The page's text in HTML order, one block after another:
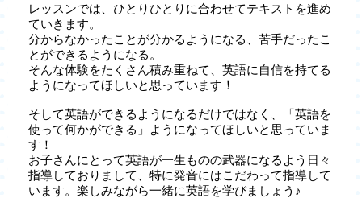
レッスンでは、ひとりひとりに合わせてテキストを進め
ていきます。
分からなかったことが分かるようになる、苦手だったこ
とができるようになる。
そんな体験をたくさん積み重ねて、英語に自信を持てる
ようになってほしいと思っています！
そして英語ができるようになるだけではなく、「英語を
使って何かができる」ようになってほしいと思っていま
す！
お子さんにとって英語が一生ものの武器になるよう日々
指導しておりまして、特に発音にはこだわって指導して
います。楽しみながら一緒に英語を学びましょう♪